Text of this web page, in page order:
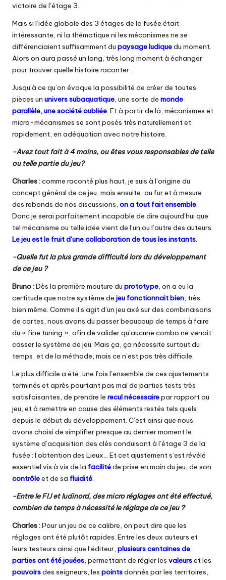
victoire de l’étage 3.
Mais si l’idée globale des 3 étages de la fusée était
intéressante, ni la thématique ni les mécanismes ne se
différenciaient suffisamment du paysage ludiquedu moment.
Alors on aura passé un long, très long moment à échanger
pour trouver quelle histoire raconter.
Jusqu’à ce qu’on évoque la possibilité de créer de toutes
pièces un univers subaquatique , une sorte de monde
parallèle, une société oubliée . Et à partir de là, mécanismes et
micro-mécanismes se sont posés très naturellement et
rapidement, en adéquation avec notre histoire.
-Avez tout fait à 4 mains, ou êtes vous responsables de telle
ou telle partie du jeu?
Charles :comme raconté plus haut, je suis à l’origine du
concept général de ce jeu, mais ensuite, au fur et à mesure
des rebonds de nos discussions, on a tout fait ensemble
Donc je serai parfaitement incapable de dire aujourd’hui que
tel mécanisme ou telle idée vient de l’un ou l’autre des auteurs.
Le jeu est le fruit d’une collaboration de tous les instants.
-Quelle fut la plus grande difficulté lors du développement
de ce jeu ?
Bruno :Dès la première mouture du prototype , on a eu la
certitude que notre système de jeu fonctionnait bien , très
bien même. Comme il s’agit d’un jeu axé sur des combinaisons
de cartes, nous avons du passer beaucoup de temps à faire
du « fine tuning », afin de valider qu’aucune combo ne venait
casser le système de jeu. Mais ça, ça nécessite surtout du
temps, et de la méthode, mais ce n’est pas très difficile.
Le plus difficile a été, une fois l’ensemble de ces ajustements
terminés et après pourtant pas mal de parties tests très
satisfaisantes, de prendre le recul nécessairepar rapport au
jeu, et à remettre en cause des éléments restés tels quels
depuis le début du développement. C’est ainsi que nous
avons choisi de simplifier presque au dernier moment le
système d’acquisition des clés conduisant à l’étage 3 de la
fusée : l’obtention des Lieux… Et cet ajustement s’est révélé
essentiel vis à vis de la facilitéde prise en main du jeu, de son
contrôleet de sa fluidité
-Entre le FIJ et ludinord, des micro réglages ont été effectué,
combien de temps à nécessité le réglage de ce jeu ?
Charles :Pour un jeu de ce calibre, on peut dire que les
réglages ont été plutôt rapides. Entre les deux auteurs et
leurs testeurs ainsi que l’éditeur, plusieurs centaines de
parties ont été jouées , permettant de régler les valeurset les
pouvoirsdes seigneurs, les pointsdonnés par les territoires,